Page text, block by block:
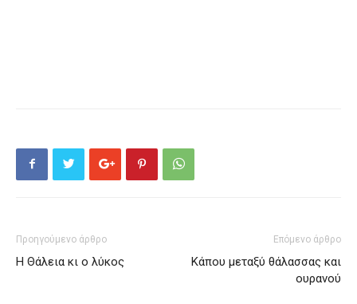
Προηγούμενο άρθρο
Η Θάλεια κι ο λύκος
Επόμενο άρθρο
Κάπου μεταξύ θάλασσας και
ουρανού